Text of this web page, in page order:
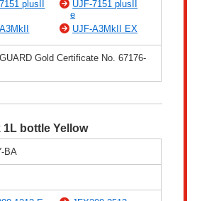
plusII
UJF-7151 plusII
e
UJF-A3MkII EX
Gold Certificate No. 67176-
1L bottle Yellow
BA